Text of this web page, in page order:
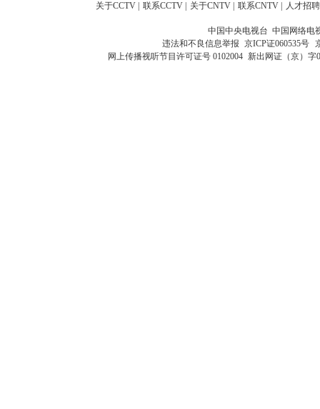
关于CCTV 联系CCTV 关于CNTV 联系CNTV 人才招聘
中国中央电视台 中国网络电
违法和不良信息举报 京ICP证060535号
网上传播视听节目许可证号 0102004 新出网证（京）